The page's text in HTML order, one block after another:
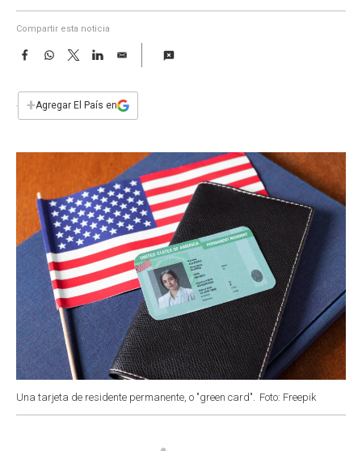
Compartir esta noticia
F
e
b
W
s
T
w
t
L
E
i
l
+Agregar El País en
Una tarjeta de residente permanente, o "green card". Foto: Freepik